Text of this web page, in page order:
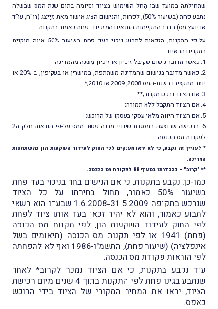
במועד שבו הֵחל השימוש בציוד וסיומה בתום שנת-המס שבשלהּ
נתבע פחת (בשיעור 50%), לפחות, והנישום הציג אישור מאת מיַיצג (רו"ח, עו"ד
מס) בדבר התקיימות התנאים המזכים בפחת כאמור בתקנות.
התקנות, הזכאות לתבוע ניכוי בעד פחת בשיעור 50%
אינה מוקנית
הבאים:
2. כאשר מדובר בנישום שהמדינה משתתפת, במישרין או בעקיפין, ב-20% או
בשנת-המס 2008, 2009 או 2010;*
6. ברכישה שבוצעה במסגרת שינויי מבנה פטוּר ממס על-פי הוראות חלק ה2
מס הכנסה.
זה נקבע, כי לא יראו מענקים לפי החוק לעידוד השקעות הון כהשתתפות
– כהגדרתו בסעיף 88 לפקודת מס הכנסה.
כן, נקבע בתקנות, כי אם הנישום בחר בניכוי בעד פחת
בשיעור 50% כאמור, תחול בחירתו על כל הציוד
בתקופה 31.5.2009
–
1.6.2008 שבעדו הוא רשאי
כאמור, והוא לא יהיה זכאי בעד אותו ציוד לפחת
החוק לעידוד השקעות הון, לפי תקנות מס הכנסה
(פחת) 1941 או לפי תקנות מס הכנסה (תיאומים בשל
אינפלציה) (שיעור פחת), התשמ"ו-1986 ואף לא להפחתה
הוראות פקודת מס הכנסה.
נקבע בתקנות, כי אם הציוד נמכר לקרוב* לאחר
שנתבע בגינו פחת לפי התקנות בתוך 4 שנים מיום רכישת
יראו את המחיר המקורי של הציוד בידי הרוכש